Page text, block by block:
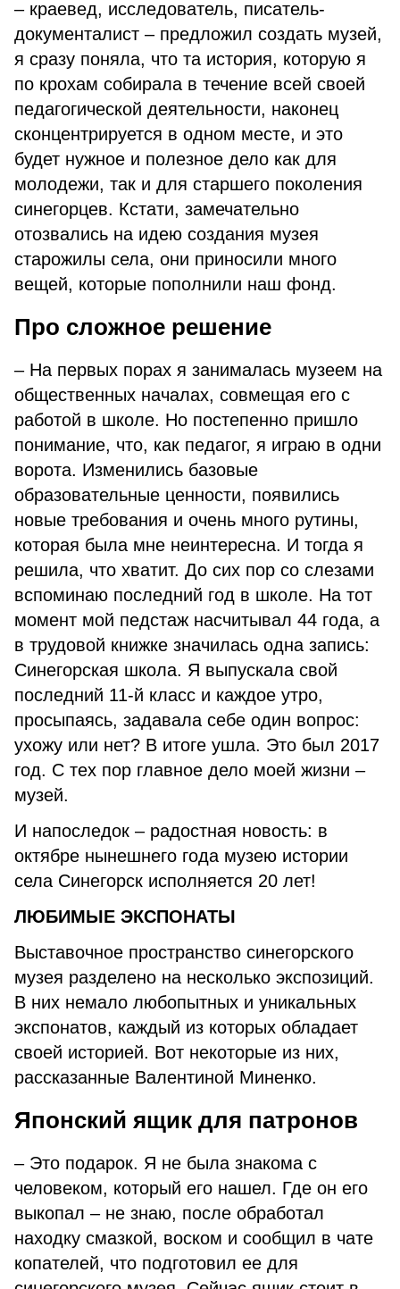
– краевед, исследователь, писатель-
документалист – предложил создать музей,
я сразу поняла, что та история, которую я
по крохам собирала в течение всей своей
педагогической деятельности, наконец
сконцентрируется в одном месте, и это
будет нужное и полезное дело как для
молодежи, так и для старшего поколения
синегорцев. Кстати, замечательно
отозвались на идею создания музея
старожилы села, они приносили много
вещей, которые пополнили наш фонд.
Про сложное решение
– На первых порах я занималась музеем на
общественных началах, совмещая его с
работой в школе. Но постепенно пришло
понимание, что, как педагог, я играю в одни
ворота. Изменились базовые
образовательные ценности, появились
новые требования и очень много рутины,
которая была мне неинтересна. И тогда я
решила, что хватит. До сих пор со слезами
вспоминаю последний год в школе. На тот
момент мой педстаж насчитывал 44 года, а
в трудовой книжке значилась одна запись:
Синегорская школа. Я выпускала свой
последний 11-й класс и каждое утро,
просыпаясь, задавала себе один вопрос:
ухожу или нет? В итоге ушла. Это был 2017
год. С тех пор главное дело моей жизни –
музей.
И напоследок – радостная новость: в
октябре нынешнего года музею истории
села Синегорск исполняется 20 лет!
ЛЮБИМЫЕ ЭКСПОНАТЫ
Выставочное пространство синегорского
музея разделено на несколько экспозиций.
В них немало любопытных и уникальных
экспонатов, каждый из которых обладает
своей историей. Вот некоторые из них,
рассказанные Валентиной Миненко.
Японский ящик для патронов
– Это подарок. Я не была знакома с
человеком, который его нашел. Где он его
выкопал – не знаю, после обработал
находку смазкой, воском и сообщил в чате
копателей, что подготовил ее для